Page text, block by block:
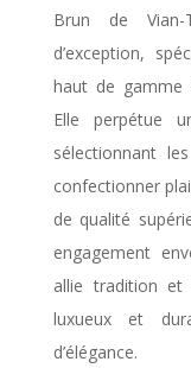
Brun de
d’exception,
haut de gamme
Elle perpétue
sélectionnant
confectionner
de qualité
engagement
allie tradition
luxueux et
d’élégance.